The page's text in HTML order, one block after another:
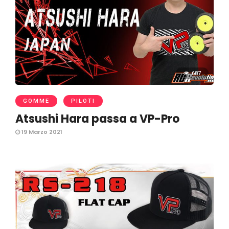
687
GOMME PILOTI
Atsushi Hara passa a VP-Pro
19 Marzo 2021